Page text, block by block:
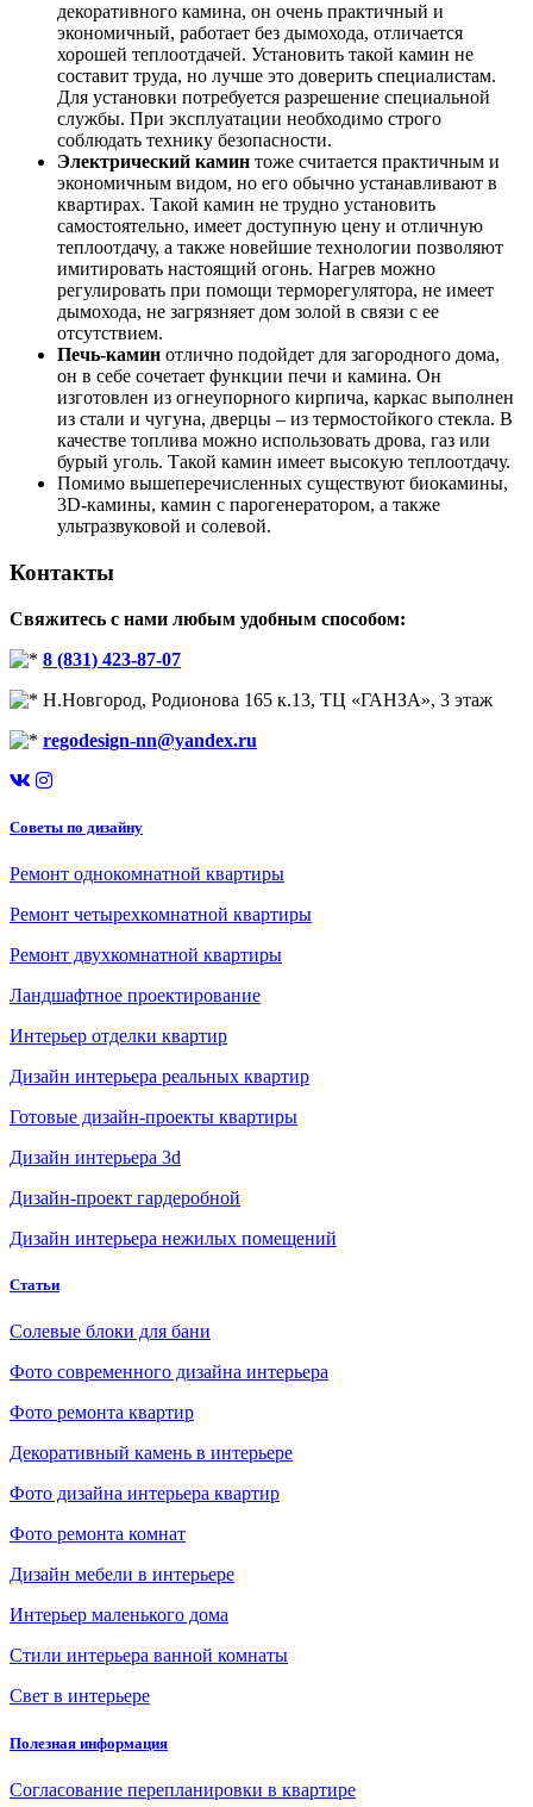
декоративного камина, он очень практичный и
экономичный, работает без дымохода, отличается
хорошей теплоотдачей. Установить такой камин не
составит труда, но лучше это доверить специалистам.
Для установки потребуется разрешение специальной
службы. При эксплуатации необходимо строго
соблюдать технику безопасности.
Электрический камин тоже считается практичным и
экономичным видом, но его обычно устанавливают в
квартирах. Такой камин не трудно установить
самостоятельно, имеет доступную цену и отличную
теплоотдачу, а также новейшие технологии позволяют
имитировать настоящий огонь. Нагрев можно
регулировать при помощи терморегулятора, не имеет
дымохода, не загрязняет дом золой в связи с ее
отсутствием.
Печь-камин отлично подойдет для загородного дома,
он в себе сочетает функции печи и камина. Он
изготовлен из огнеупорного кирпича, каркас выполнен
из стали и чугуна, дверцы – из термостойкого стекла. В
качестве топлива можно использовать дрова, газ или
бурый уголь. Такой камин имеет высокую теплоотдачу.
Помимо вышеперечисленных существуют биокамины,
3D-камины, камин с парогенератором, а также
ультразвуковой и солевой.
Контакты
Свяжитесь с нами любым удобным способом:
8 (831) 423-87-07
Н.Новгород, Родионова 165 к.13, ТЦ «ГАНЗА», 3 этаж
regodesign-nn@yandex.ru
Советы по дизайну
Ремонт однокомнатной квартиры
Ремонт четырехкомнатной квартиры
Ремонт двухкомнатной квартиры
Ландшафтное проектирование
Интерьер отделки квартир
Дизайн интерьера реальных квартир
Готовые дизайн-проекты квартиры
Дизайн интерьера 3d
Дизайн-проект гардеробной
Дизайн интерьера нежилых помещений
Статьи
Солевые блоки для бани
Фото современного дизайна интерьера
Фото ремонта квартир
Декоративный камень в интерьере
Фото дизайна интерьера квартир
Фото ремонта комнат
Дизайн мебели в интерьере
Интерьер маленького дома
Стили интерьера ванной комнаты
Свет в интерьере
Полезная информация
Согласование перепланировки в квартире